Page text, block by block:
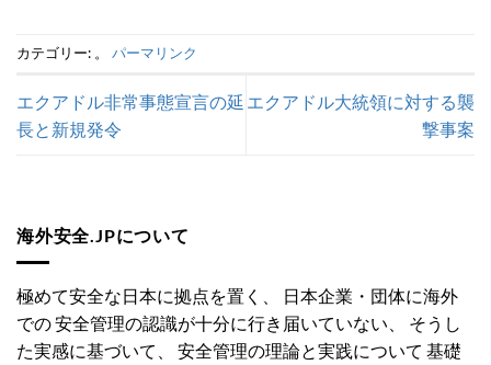
カテゴリー: 。 パーマリンク
エクアドル非常事態宣言の延
長と新規発令
エクアドル大統領に対する襲
撃事案
海外安全.JPについて
極めて安全な日本に拠点を置く、 日本企業・団体に海外
での 安全管理の認識が十分に行き届いていない、 そうし
た実感に基づいて、 安全管理の理論と実践について 基礎